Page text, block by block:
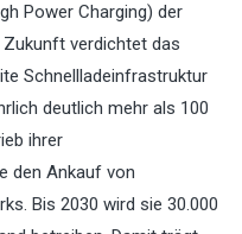
Power Charging) der
verdichtet das
Schnellladeinfrastruktur
deutlich mehr als 100
ihrer
den Ankauf von
Bis 2030 wird sie 30.000